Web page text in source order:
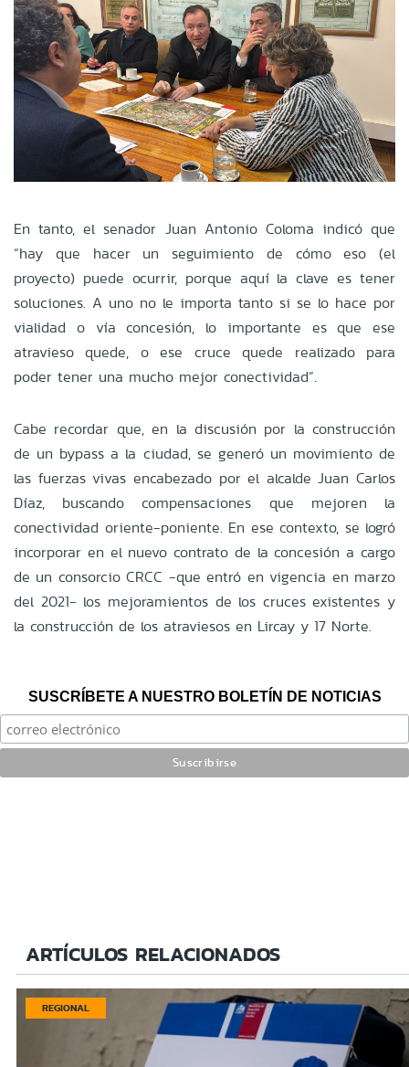
En tanto, el senador Juan Antonio Coloma indicó que
“hay que hacer un seguimiento de cómo eso (el
proyecto) puede ocurrir, porque aquí la clave es tener
soluciones. A uno no le importa tanto si se lo hace por
vialidad o vía concesión, lo importante es que ese
atravieso quede, o ese cruce quede realizado para
poder tener una mucho mejor conectividad”.
Cabe recordar que, en la discusión por la construcción
de un bypass a la ciudad, se generó un movimiento de
las fuerzas vivas encabezado por el alcalde Juan Carlos
Díaz, buscando compensaciones que mejoren la
conectividad oriente-poniente. En ese contexto, se logró
incorporar en el nuevo contrato de la concesión a cargo
de un consorcio CRCC -que entró en vigencia en marzo
del 2021- los mejoramientos de los cruces existentes y
la construcción de los atraviesos en Lircay y 17 Norte.
SUSCRÍBETE A NUESTRO BOLETÍN DE NOTICIAS
ARTÍCULOS RELACIONADOS
REGIONAL